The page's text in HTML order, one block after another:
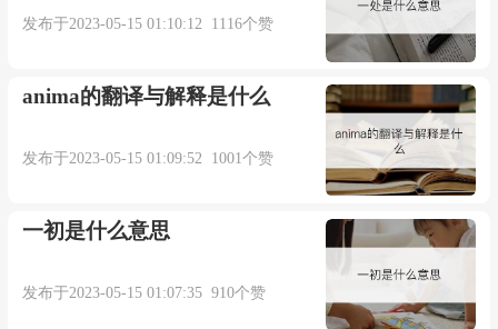
发布于2023-05-15 01:10:12 1116个赞
anima的翻译与解释是什么
发布于2023-05-15 01:09:52 1001个赞
一初是什么意思
发布于2023-05-15 01:07:35 910个赞